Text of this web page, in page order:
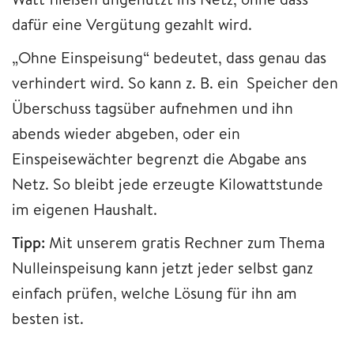
dafür eine Vergütung gezahlt wird.
„Ohne Einspeisung“ bedeutet, dass genau das
verhindert wird. So kann z. B. ein Speicher den
Überschuss tagsüber aufnehmen und ihn
abends wieder abgeben, oder ein
Einspeisewächter begrenzt die Abgabe ans
Netz. So bleibt jede erzeugte Kilowattstunde
im eigenen Haushalt.
Tipp: Mit unserem gratis Rechner zum Thema
Nulleinspeisung kann jetzt jeder selbst ganz
einfach prüfen, welche Lösung für ihn am
besten ist.